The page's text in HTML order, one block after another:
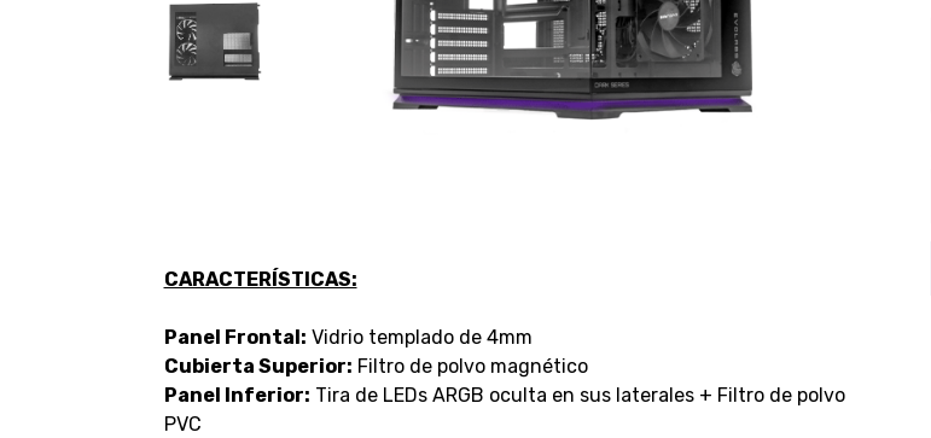
CARACTERÍSTICAS:
Panel Frontal: Vidrio templado de 4mm
Cubierta Superior: Filtro de polvo magnético
Panel Inferior: Tira de LEDs ARGB oculta en sus laterales + Filtro de polvo
PVC